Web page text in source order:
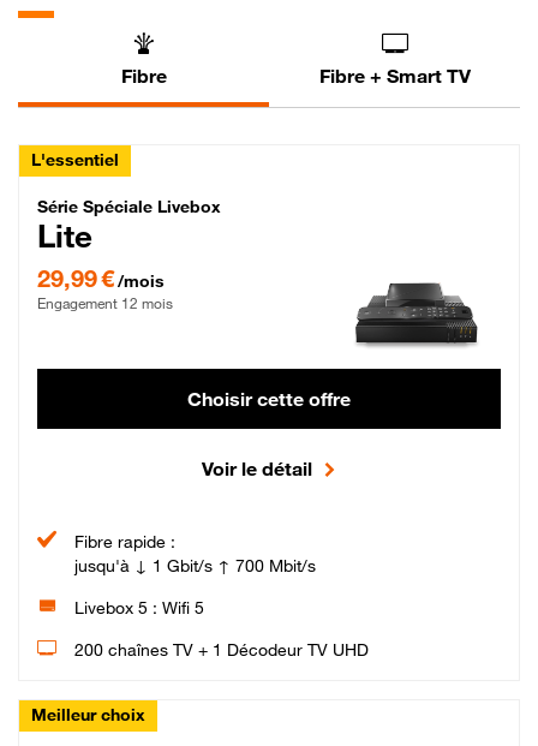
Fibre Fibre + Smart TV
L'essentiel
Série Spéciale Livebox Lite Fibre
Série Spéciale Livebox
Lite
29,99 €/mois
Engagement 12 mois
Choisir cette offre
Voir le détail
Fibre rapide :
jusqu'à ↓ 1 Gbit/s ↑ 700 Mbit/s
Livebox 5 : Wifi 5
200 chaînes TV + 1 Décodeur TV UHD
Meilleur choix